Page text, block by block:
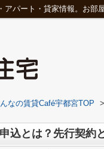
アパート・貸家情報。お部
なの賃貸Café宇都宮TOP >
込とは？先行契約